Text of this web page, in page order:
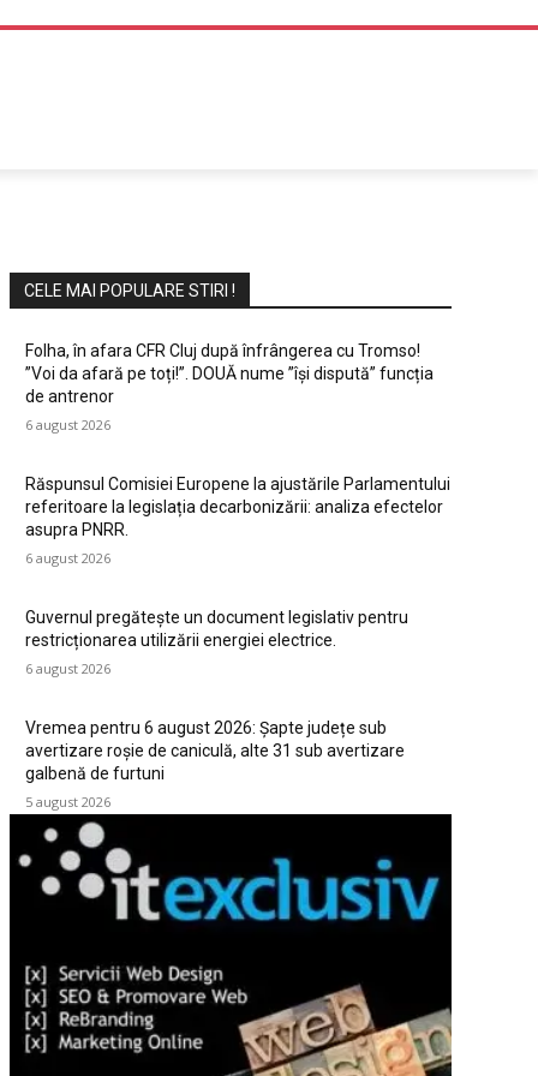
CELE MAI POPULARE STIRI !
Folha, în afara CFR Cluj după înfrângerea cu Tromso!
”Voi da afară pe toți!”. DOUĂ nume ”își dispută” funcția
de antrenor
6 august 2026
Răspunsul Comisiei Europene la ajustările Parlamentului
referitoare la legislația decarbonizării: analiza efectelor
asupra PNRR.
6 august 2026
Guvernul pregătește un document legislativ pentru
restricționarea utilizării energiei electrice.
6 august 2026
Vremea pentru 6 august 2026: Șapte județe sub
avertizare roșie de caniculă, alte 31 sub avertizare
galbenă de furtuni
5 august 2026